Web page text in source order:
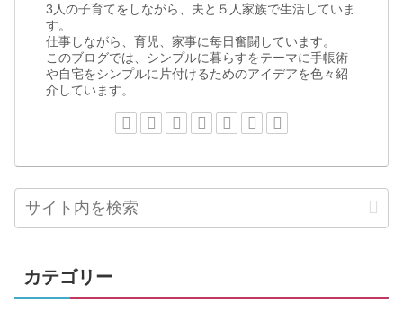
3人の子育てをしながら、夫と５人家族で生活していま
す。
仕事しながら、育児、家事に每日奮闘しています。
このブログでは、シンプルに暮らすをテーマに手帳術
や自宅をシンプルに片付けるためのアイデアを色々紹
介しています。
カテゴリー